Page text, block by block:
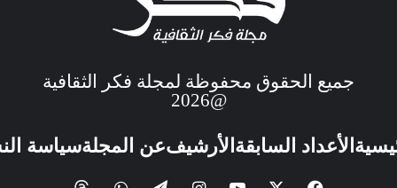
جميع الحقوق محفوظة لمجلة فكر الثقافية
@2026
الأعداد السابقة الأرشيفعن المجلةسياسة